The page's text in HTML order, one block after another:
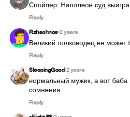
Спойлер: Наполеон суд
Reply
Rzhachnoe•2 years
Великий полководец не может
Reply
SleepingGood•2 years
нормальный мужик, а вот
сомнения
Reply